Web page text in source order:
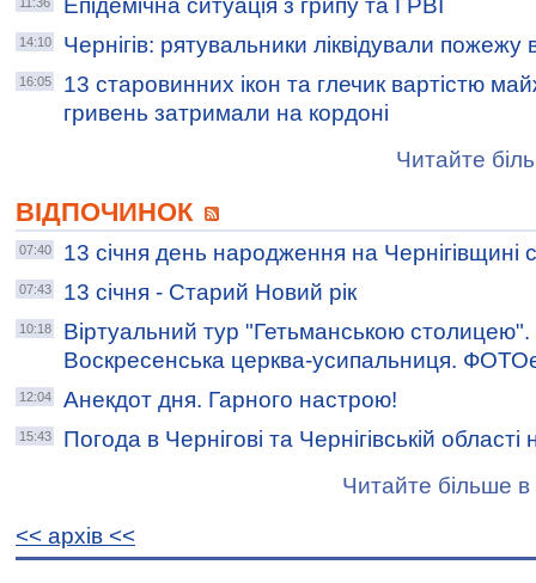
Епідемічна ситуація з грипу та ГРВІ
14:10 Чернігів: рятувальники ліквідували
16:05
13 старовинних ікон та глечик вартістю
гривень затримали на кордоні
Читайте
ВІДПОЧИНОК
07:40 13 січня день народження на Чернігівщині
07:43 13 січня - Старий Новий рік
10:18
Віртуальний тур "Гетьманською
Воскресенська церква-усипальниця.
12:04 Анекдот дня. Гарного настрою!
15:43
Погода в Чернігові та Чернігівській області
Читайте більше в
<< архiв <<